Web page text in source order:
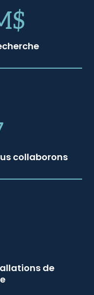
collaborons
de